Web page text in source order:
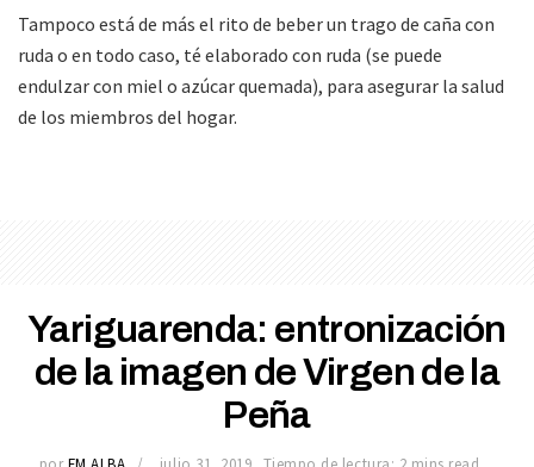
Tampoco está de más el rito de beber un trago de caña con
ruda o en todo caso, té elaborado con ruda (se puede
endulzar con miel o azúcar quemada), para asegurar la salud
de los miembros del hogar.
Yariguarenda: entronización
de la imagen de Virgen de la
Peña